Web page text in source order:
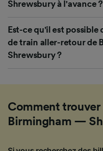
Shrewsbury à l'avance ?
Est-ce qu'il est
de train aller-retour de
Shrewsbury ?
Comment
Birmingham —